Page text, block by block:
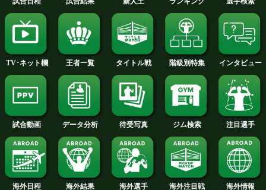
2015年
2014年
2013年
2012年